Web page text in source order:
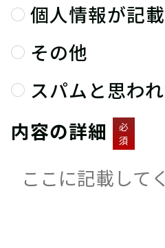
個人情報が記
その他
スパムと思わ
内容の詳細
必
須